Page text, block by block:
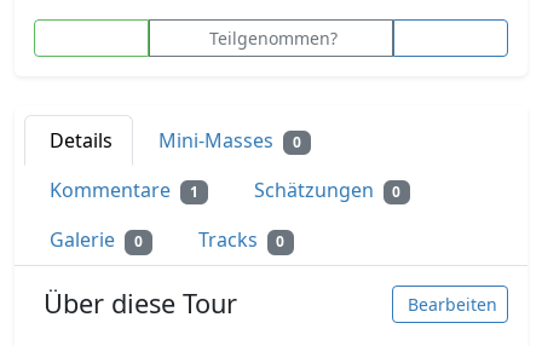
Teilgenommen?
Details Mini-Masses 0
Kommentare 1 Schätzungen 0
Galerie 0 Tracks 0
Über diese Tour Bearbeiten